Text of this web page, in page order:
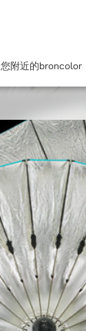
您附近的broncolor